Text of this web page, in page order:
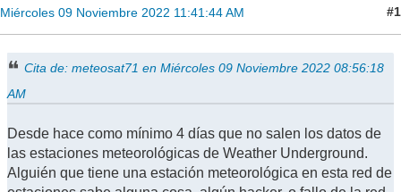
Miércoles 09 Noviembre 2022 11:41:44 AM #1
Cita de: meteosat71 en Miércoles 09 Noviembre 2022 08:56:18
AM
Desde hace como mínimo 4 días que no salen los datos de
las estaciones meteorológicas de Weather Underground.
Alguién que tiene una estación meteorológica en esta red de